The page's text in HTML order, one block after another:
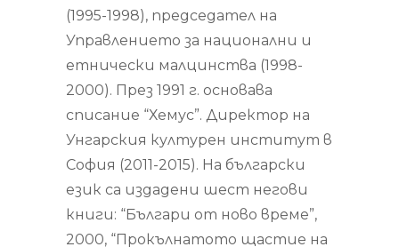
(1995-1998), председател на
Управлението за национални и
етнически малцинства (1998-
2000). През 1991 г. основава
списание “Хемус”. Директор на
Унгарския културен институт в
София (2011-2015). На български
език са издадени шест негови
книги: “Българи от ново време”,
2000, “Прокълнатото щастие на